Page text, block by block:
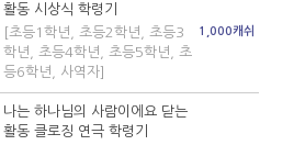
활동 시상식 학령기
[초등1학년, 초등2학년, 초등3
학년, 초등4학년, 초등5학년, 초
등6학년, 사역자]
1,000캐쉬
나는 하나님의 사람이에요 닫는
활동 클로징 연극 학령기